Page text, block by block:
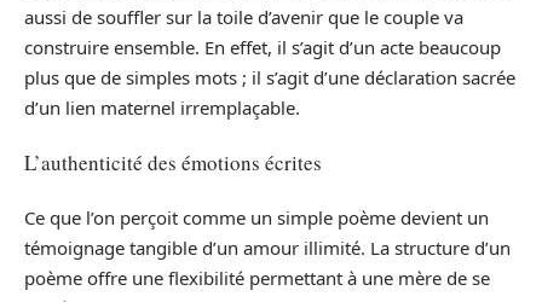
aussi de souffler sur la toile d’avenir que le couple va
construire ensemble. En effet, il s’agit d’un acte beaucoup
plus que de simples mots ; il s’agit d’une déclaration sacrée
d’un lien maternel irremplaçable.
L’authenticité des émotions écrites
Ce que l’on perçoit comme un simple poème devient un
témoignage tangible d’un amour illimité. La structure d’un
poème offre une flexibilité permettant à une mère de se